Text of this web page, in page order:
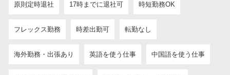
原則定時退社 17時までに退社可 時短勤務OK
フレックス勤務 時差出勤可 転勤なし
海外勤務・出張あり 英語を使う仕事 中国語を使う仕事